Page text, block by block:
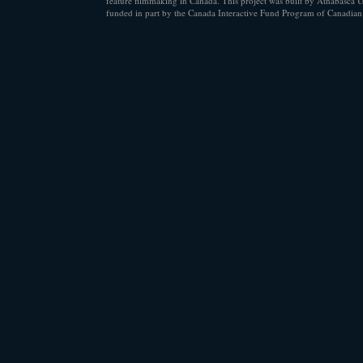
funded in part by the Canada Interactive Fund Program of